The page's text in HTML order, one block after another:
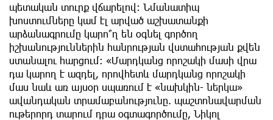
պետական տուրք վճարելով։ Նմանատիպ
խոստումները կամ էլ արված աշխատանքի
արձանագրումը կարո՞ղ են օգնել գործող
իշխանություններին հանրության վստահության քվեն
ստանալու հարցում։ «Մարդկանց որոշակի մասի վրա
դա կարող է ազդել, որովհետև մարդկանց որոշակի
մաս նաև առ այսօր սպառում է «նախկին- ներկա»
ավանդական տրամաբանությունը. պաշտոնավարման
ութերորդ տարում դրա օգտագործումը, Նիկոլ